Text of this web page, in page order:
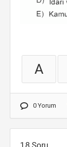
A
0 Yorum
18.Soru